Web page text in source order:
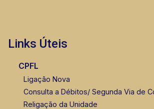
Links Úteis
CPFL
Ligação Nova
Consulta a Débitos/ Segunda Via de
Religação da Unidade